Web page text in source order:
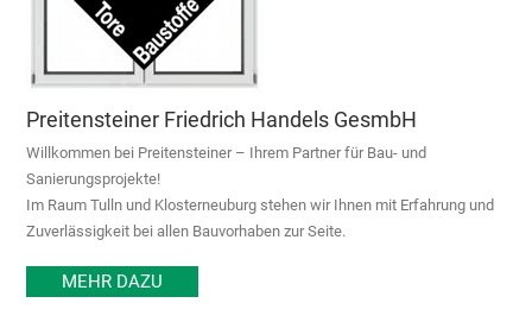
Preitensteiner Friedrich Handels GesmbH
Willkommen bei Preitensteiner – Ihrem Partner für Bau- und
Sanierungsprojekte!
Im Raum Tulln und Klosterneuburg stehen wir Ihnen mit Erfahrung und
Zuverlässigkeit bei allen Bauvorhaben zur Seite.
MEHR DAZU